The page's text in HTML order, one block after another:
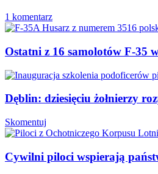
1 komentarz
Ostatni z 16 samolotów F-35
Dęblin: dziesięciu żołnierzy
Skomentuj
Cywilni piloci wspierają